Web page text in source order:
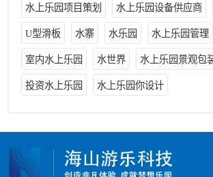
水上乐园项目策划 水上乐园设备供应商
U型滑板 水寨 水乐园 水上乐园管理
室内水上乐园 水世界 水上乐园景观包
投资水上乐园 水上乐园你设计